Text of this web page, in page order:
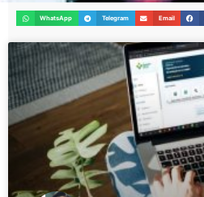
WhatsApp Telegram Email